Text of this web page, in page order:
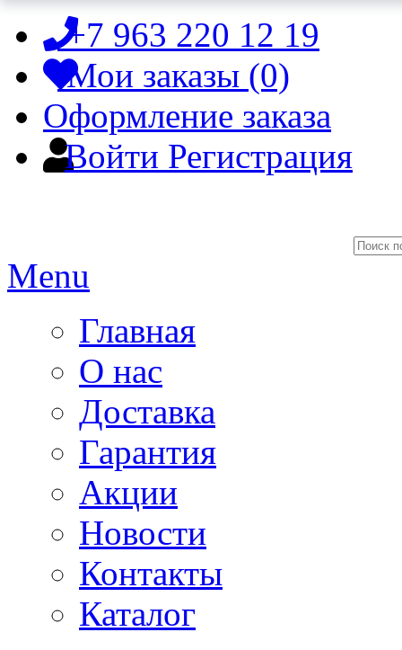
+7 963 220 12 19
Мои заказы (0)
Оформление заказа
Войти Регистрация
Menu
Главная
О нас
Доставка
Гарантия
Акции
Новости
Контакты
Каталог